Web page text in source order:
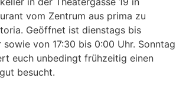
vom Zentrum aus prima zu
Geöffnet ist dienstags bis
von 17:30 bis 0:00 Uhr. Sonntag
euch unbedingt frühzeitig einen
besucht.